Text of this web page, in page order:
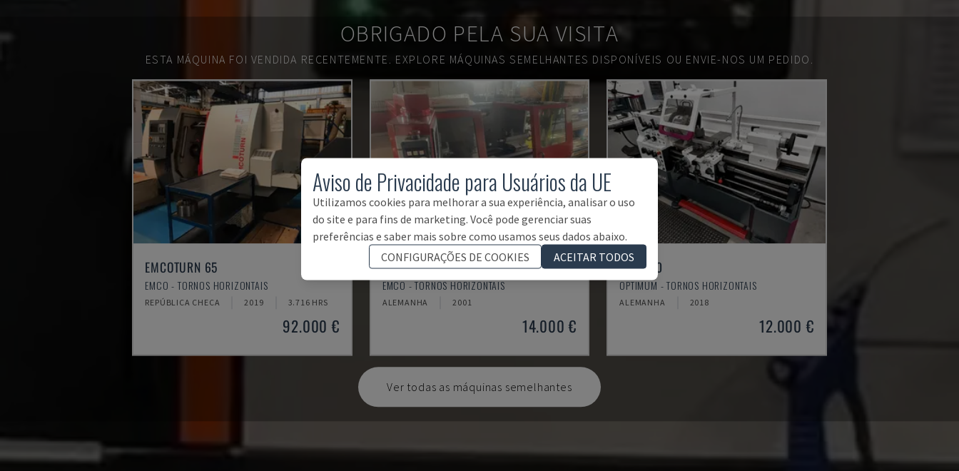
OBRIGADO PELA SUA VISITA
ESTA MÁQUINA FOI VENDIDA RECENTEMENTE. EXPLORE MÁQUINAS SEMELHANTES DISPONÍVEIS OU ENVIE-NOS UM PEDIDO.
EMCOTURN 65
EMCO - TORNOS HORIZONTAIS
REPÚBLICA CHECA 2019 3.716 HRS
92.000 €
EMCOMAT 200X1000
EMCO - TORNOS HORIZONTAIS
ALEMANHA 2001
14.000 €
TH 4610
OPTIMUM - TORNOS HORIZONTAIS
ALEMANHA 2018
12.000 €
Ver todas as máquinas semelhantes
Aviso de Privacidade para Usuários da UE
Utilizamos cookies para melhorar a sua experiência, analisar o uso
do site e para fins de marketing. Você pode gerenciar suas
preferências e saber mais sobre como usamos seus dados abaixo.
CONFIGURAÇÕES DE COOKIES
ACEITAR TODOS